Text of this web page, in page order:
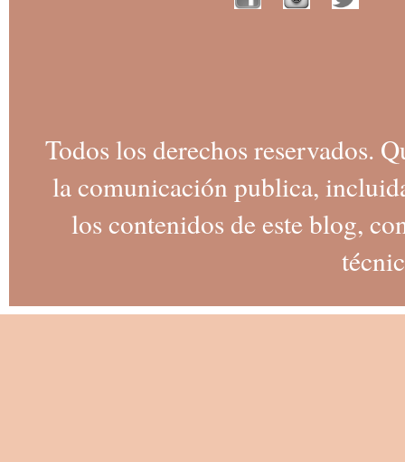
Todos los derechos reservados.
la comunicación publica,
los contenidos de este blog,